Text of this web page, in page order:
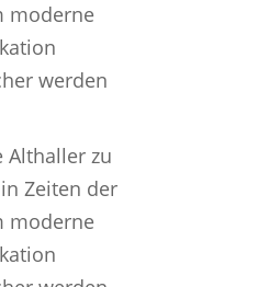
moderne
werden
Althaller zu
Zeiten der
moderne